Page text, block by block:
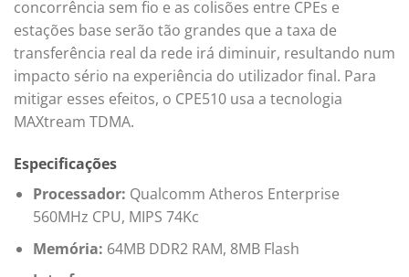
concorrência sem fio e as colisões entre CPEs e
estações base serão tão grandes que a taxa de
transferência real da rede irá diminuir, resultando num
impacto sério na experiência do utilizador final. Para
mitigar esses efeitos, o CPE510 usa a tecnologia
MAXtream TDMA.
Especificações
Processador: Qualcomm Atheros Enterprise
560MHz CPU, MIPS 74Kc
Memória: 64MB DDR2 RAM, 8MB Flash